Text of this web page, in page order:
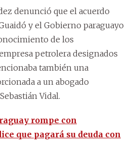
denunció que el acuerdo
y el Gobierno paraguayo
de los
petrolera designados
también una
a un abogado
Vidal.
rompe con
que pagará su deuda con